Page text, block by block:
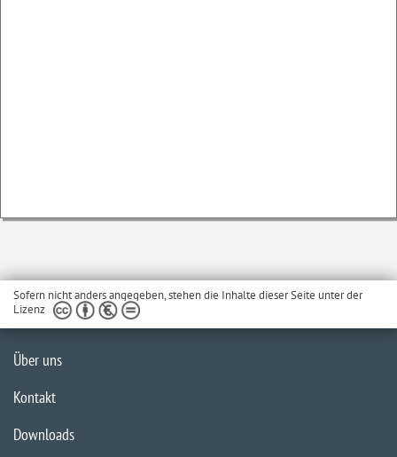
Sofern nicht anders angegeben, stehen die Inhalte dieser Seite unter der
Lizenz
Über uns
Kontakt
Downloads